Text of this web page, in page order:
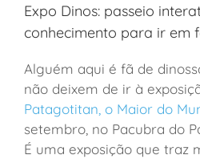
Expo Dinos: passeio
conhecimento para ir em
Alguém aqui é fã de
não deixem de ir à
Patagotitan, o Maior do
setembro, no Pacubra do
É uma exposição que traz